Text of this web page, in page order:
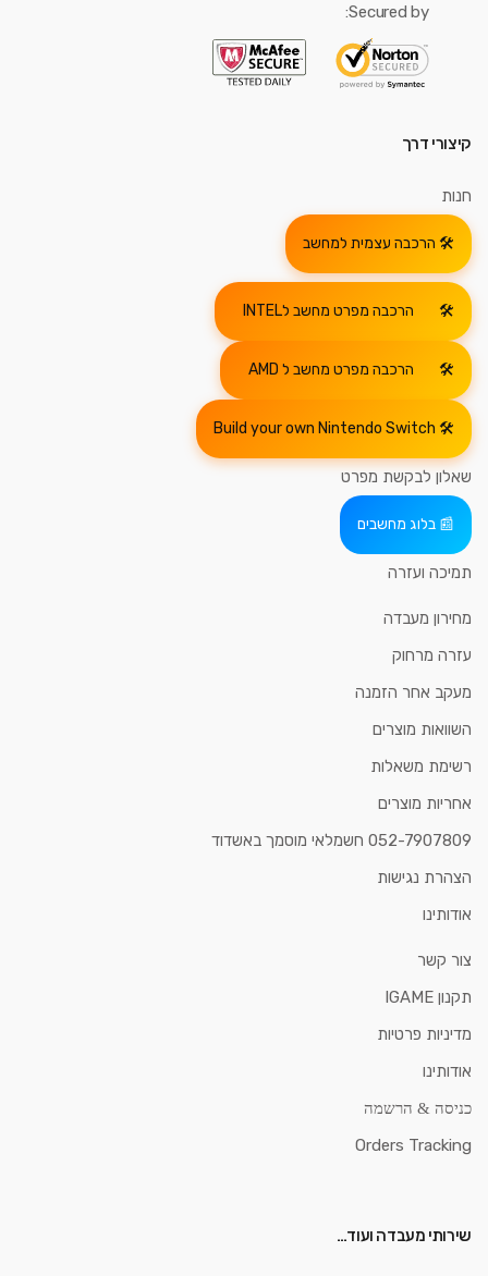
Secured by:
קיצורי דרך
חנות
הרכבה עצמית למחשב
הרכבה מפרט מחשב לINTEL
הרכבה מפרט מחשב ל AMD
Build your own Nintendo Switch
שאלון לבקשת מפרט
בלוג מחשבים
תמיכה ועזרה
מחירון מעבדה
עזרה מרחוק
מעקב אחר הזמנה
השוואות מוצרים
רשימת משאלות
אחריות מוצרים
052-7907809 חשמלאי מוסמך באשדוד
הצהרת נגישות
אודותינו
צור קשר
תקנון IGAME
מדיניות פרטיות
אודותינו
כניסה & הרשמה
Orders Tracking
שירותי מעבדה ועוד…